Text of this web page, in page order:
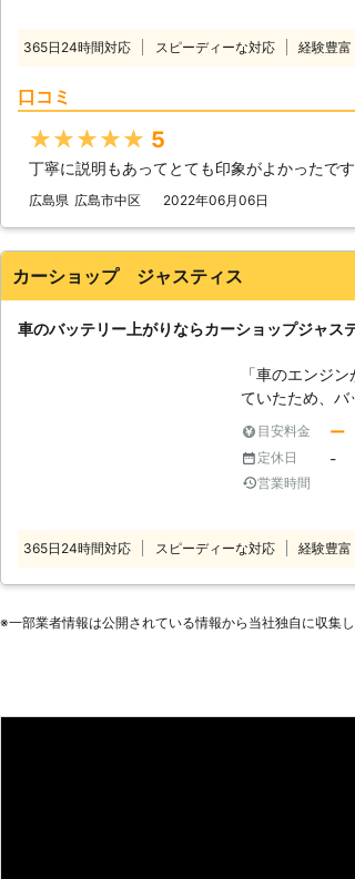
ッテリー内の
てしまうと、車は動かなくな
動かなくなってしまいます。 ●24時間
いときです。実
余裕がないことも多いでしょう。
ただきますので
365日24時間対応 スピーディーな対応 経験豊富
口コミ
★★★★★ 5
丁寧に説明もあってとても印象がよかったです
広島県 広島市中区 2022年06月06日
カーショップ ジャスティス
車のバッテリー上がりならカーショップジャス
「車のエンジ
ていたため、バッテリー
バッテリー上
上がってしま
弊社「カーショ
ー上がり以外に
スティスが選
す。 ●経験豊富なスタッフがバッテリー上がりに対応！ 車のバッテリー供
給はただ単に電
必要があります
任せを。 弊社「カーショップジャスティス」に在籍するスタッフが乗用車
目安料金 ー
定休日 -
営業時間
365日24時間対応 スピーディーな対応 経験豊富
※⼀部業者情報は公開されている情報から当社独⾃に収集